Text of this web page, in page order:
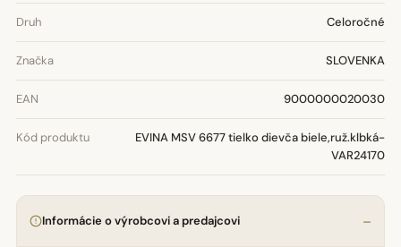
Druh Celoročné
Značka SLOVENKA
EAN 9000000020030
Kód produktu
EVINA MSV 6677 tielko dievča biele,ruž.klbká-
VAR24170
Informácie o výrobcovi a predajcovi